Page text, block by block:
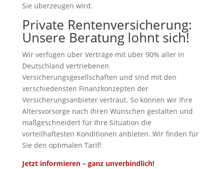
Sie überzeugen wird.
Private Rentenversicherung:
Unsere Beratung lohnt sich!
Wir verfügen über Verträge mit über 90% aller in
Deutschland vertriebenen
Versicherungsgesellschaften und sind mit den
verschiedensten Finanzkonzepten der
Versicherungsanbieter vertraut. So können wir Ihre
Altersvorsorge nach Ihren Wünschen gestalten und
maßgeschneidert für Ihre Situation die
vorteilhaftesten Konditionen anbieten. Wir finden für
Sie den optimalen Tarif!
Jetzt informieren – ganz unverbindlich!